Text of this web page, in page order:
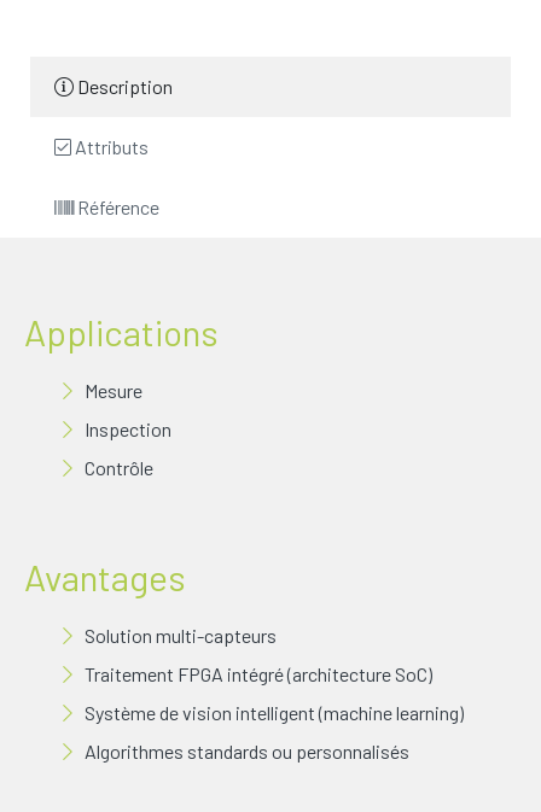
Description
Attributs
Référence
Applications
Mesure
Inspection
Contrôle
Avantages
Solution multi-capteurs
Traitement FPGA intégré (architecture SoC)
Système de vision intelligent (machine learning)
Algorithmes standards ou personnalisés